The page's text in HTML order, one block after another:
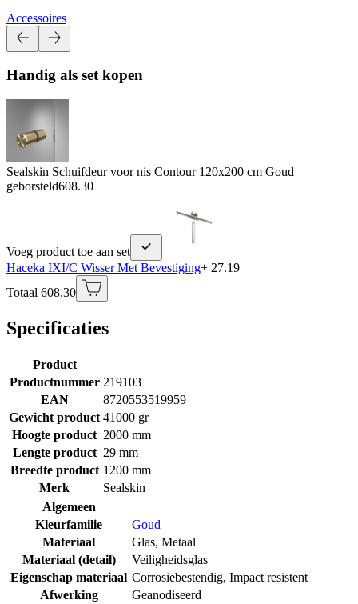
Accessoires
Handig als set kopen
Sealskin Schuifdeur voor nis Contour 120x200 cm Goud
geborsteld608.30
Voeg product toe aan set
Haceka IXI/C Wisser Met Bevestiging+ 27.19
Totaal 608.30
Specificaties
Product
Productnummer 219103
EAN
8720553519959
Gewicht product 41000 gr
Hoogte product 2000 mm
Lengte product 29 mm
Breedte product 1200 mm
Merk
Sealskin
Algemeen
Kleurfamilie
Goud
Materiaal
Glas, Metaal
Materiaal (detail)
Veiligheidsglas
Eigenschap materiaal Corrosiebestendig, Impact resistent
Afwerking
Geanodiseerd